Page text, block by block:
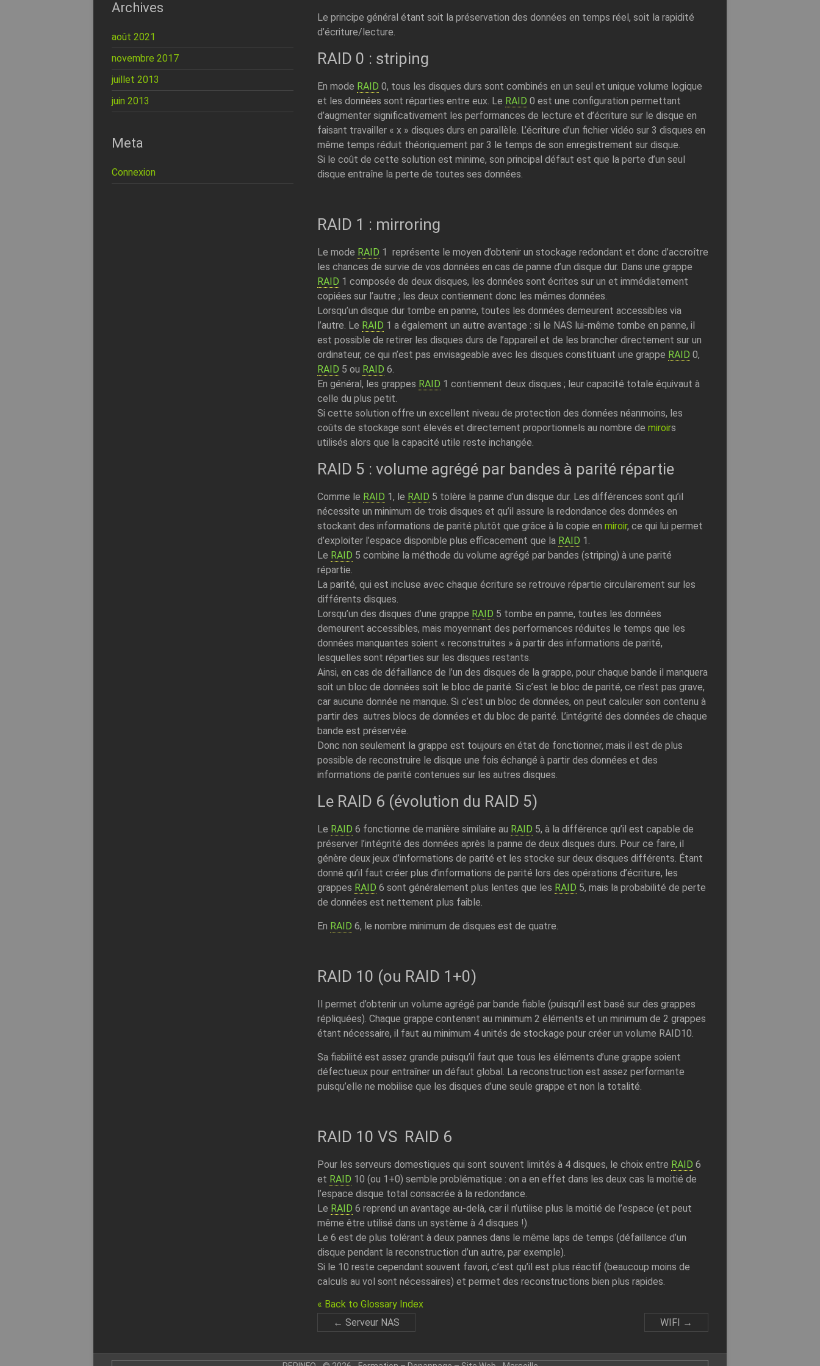
Le principe général étant soit la préservation des données en temps réel, soit la rapidité
d’écriture/lecture.
RAID 0 : striping
En mode RAID 0, tous les disques durs sont combinés en un seul et unique volume logique
et les données sont réparties entre eux. Le RAID 0 est une configuration permettant
d’augmenter significativement les performances de lecture et d’écriture sur le disque en
faisant travailler « x » disques durs en parallèle. L’écriture d’un fichier vidéo sur 3 disques en
même temps réduit théoriquement par 3 le temps de son enregistrement sur disque.
Si le coût de cette solution est minime, son principal défaut est que la perte d’un seul
disque entraîne la perte de toutes ses données.
RAID 1 : mirroring
Le mode RAID 1 représente le moyen d’obtenir un stockage redondant et donc d’accroître
les chances de survie de vos données en cas de panne d’un disque dur. Dans une grappe
RAID 1 composée de deux disques, les données sont écrites sur un et immédiatement
copiées sur l’autre ; les deux contiennent donc les mêmes données.
Lorsqu’un disque dur tombe en panne, toutes les données demeurent accessibles via
l’autre. Le RAID 1 a également un autre avantage : si le NAS lui-même tombe en panne, il
est possible de retirer les disques durs de l’appareil et de les brancher directement sur un
ordinateur, ce qui n’est pas envisageable avec les disques constituant une grappe RAID 0,
RAID 5 ou RAID 6.
En général, les grappes RAID 1 contiennent deux disques ; leur capacité totale équivaut à
celle du plus petit.
Si cette solution offre un excellent niveau de protection des données néanmoins, les
coûts de stockage sont élevés et directement proportionnels au nombre de miroirs
utilisés alors que la capacité utile reste inchangée.
RAID 5 : volume agrégé par bandes à parité répartie
Comme le RAID 1, le RAID 5 tolère la panne d’un disque dur. Les différences sont qu’il
nécessite un minimum de trois disques et qu’il assure la redondance des données en
stockant des informations de parité plutôt que grâce à la copie en miroir, ce qui lui permet
d’exploiter l’espace disponible plus efficacement que la RAID 1.
Le RAID 5 combine la méthode du volume agrégé par bandes (striping) à une parité
répartie.
La parité, qui est incluse avec chaque écriture se retrouve répartie circulairement sur les
différents disques.
Lorsqu’un des disques d’une grappe RAID 5 tombe en panne, toutes les données
demeurent accessibles, mais moyennant des performances réduites le temps que les
données manquantes soient « reconstruites » à partir des informations de parité,
lesquelles sont réparties sur les disques restants.
Ainsi, en cas de défaillance de l’un des disques de la grappe, pour chaque bande il manquera
soit un bloc de données soit le bloc de parité. Si c’est le bloc de parité, ce n’est pas grave,
car aucune donnée ne manque. Si c’est un bloc de données, on peut calculer son contenu à
partir des autres blocs de données et du bloc de parité. L’intégrité des données de chaque
bande est préservée.
Donc non seulement la grappe est toujours en état de fonctionner, mais il est de plus
possible de reconstruire le disque une fois échangé à partir des données et des
informations de parité contenues sur les autres disques.
Le RAID 6 (évolution du RAID 5)
Le RAID 6 fonctionne de manière similaire au RAID 5, à la différence qu’il est capable de
préserver l’intégrité des données après la panne de deux disques durs. Pour ce faire, il
génère deux jeux d’informations de parité et les stocke sur deux disques différents. Étant
donné qu’il faut créer plus d’informations de parité lors des opérations d’écriture, les
grappes RAID 6 sont généralement plus lentes que les RAID 5, mais la probabilité de perte
de données est nettement plus faible.
En RAID 6, le nombre minimum de disques est de quatre.
RAID 10 (ou RAID 1+0)
Il permet d’obtenir un volume agrégé par bande fiable (puisqu’il est basé sur des grappes
répliquées). Chaque grappe contenant au minimum 2 éléments et un minimum de 2 grappes
étant nécessaire, il faut au minimum 4 unités de stockage pour créer un volume RAID10.
Sa fiabilité est assez grande puisqu’il faut que tous les éléments d’une grappe soient
défectueux pour entraîner un défaut global. La reconstruction est assez performante
puisqu’elle ne mobilise que les disques d’une seule grappe et non la totalité.
RAID 10 VS RAID 6
Pour les serveurs domestiques qui sont souvent limités à 4 disques, le choix entre RAID 6
et RAID 10 (ou 1+0) semble problématique : on a en effet dans les deux cas la moitié de
l’espace disque total consacrée à la redondance.
Le RAID 6 reprend un avantage au-delà, car il n’utilise plus la moitié de l’espace (et peut
même être utilisé dans un système à 4 disques !).
Le 6 est de plus tolérant à deux pannes dans le même laps de temps (défaillance d’un
disque pendant la reconstruction d’un autre, par exemple).
Si le 10 reste cependant souvent favori, c’est qu’il est plus réactif (beaucoup moins de
calculs au vol sont nécessaires) et permet des reconstructions bien plus rapides.
« Back to Glossary Index
← Serveur NAS WIFI →
Archives
août 2021
novembre 2017
juillet 2013
juin 2013
Meta
Connexion